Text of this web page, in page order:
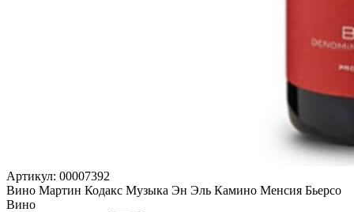
Артикул: 00007392
Вино Мартин Кодакс Музыка Эн Эль Камино Менсия Бьерсо
Вино